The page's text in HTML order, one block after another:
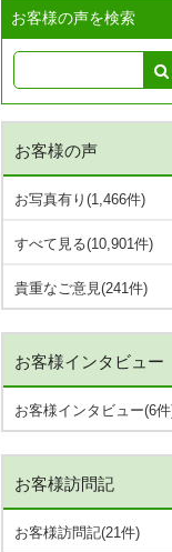
お客様の声を検索
お客様の声
お写真有り(1,466件)
すべて見る(10,901件)
貴重なご意見(241件)
お客様インタビュー
お客様インタビュー(6
お客様訪問記
お客様訪問記(21件)